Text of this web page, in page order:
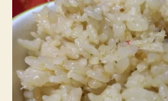
を
使
っ
た
か
に
飯